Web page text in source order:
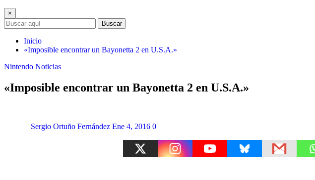
×
Buscar
Inicio
«Imposible encontrar un Bayonetta 2 en U.S.A.»
Nintendo Noticias
«Imposible encontrar un Bayonetta 2 en U.S.A.»
Sergio Ortuño Fernández Ene 4, 2016 0